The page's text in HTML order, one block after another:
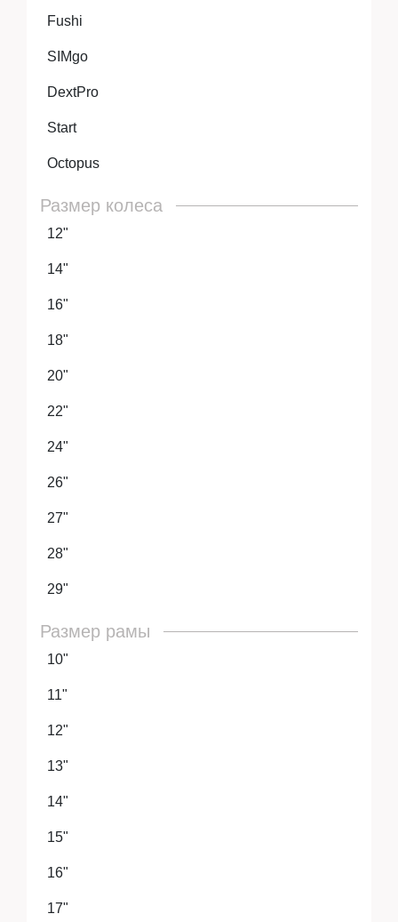
Fushi
SIMgo
DextPro
Start
Octopus
Размер колеса
12"
14"
16"
18"
20"
22"
24"
26"
27"
28"
29"
Размер рамы
10"
11"
12"
13"
14"
15"
16"
17"